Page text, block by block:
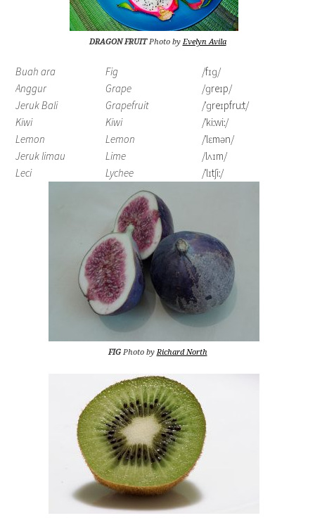
DRAGON FRUIT Photo byEvelyn Avila
Buah ara Fig
/fɪɡ/
Anggur
Grape
/ɡreɪp/
Jeruk Bali
Grapefruit
/ˈɡreɪpfruːt/
Kiwi
Kiwi
/ˈkiːwiː/
Lemon
Lemon
/ˈlɛmən/
Jeruk limau
Lime
/lʌɪm/
Leci
Lychee /ˈlɪtʃiː/
FIG Photo byRichard North